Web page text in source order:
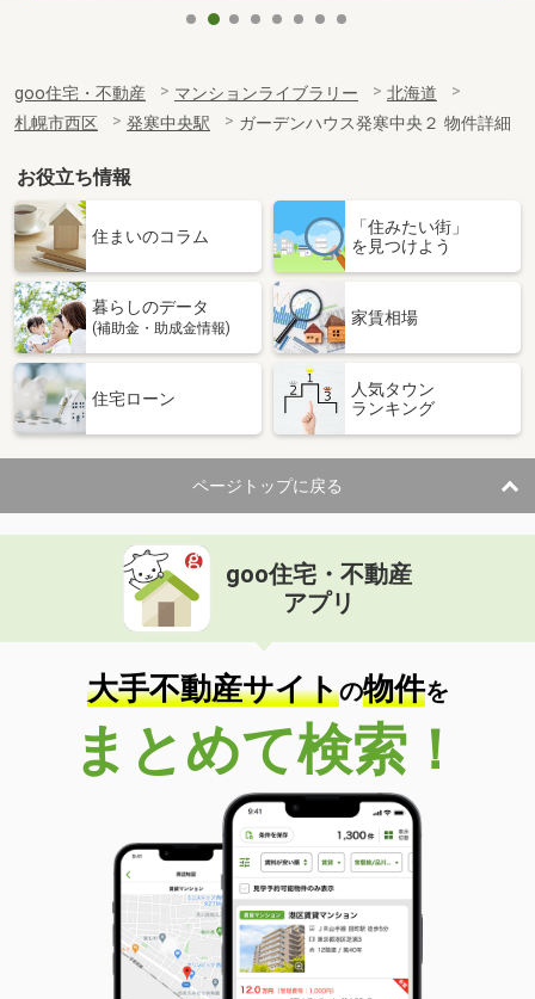
goo住宅・不動産 マンションライブラリー
北海道
札幌市西区
発寒中央駅 ガーデンハウス発寒中央２ 物件詳細
お役立ち情報
住まいのコラム
「住みたい街」
を見つけよう
暮らしのデータ
(補助金・助成金情報)
家賃相場
住宅ローン
人気タウン
ランキング
ページトップに戻る
goo住宅・不動産
アプリ
大手不動産サイトの物件を
まとめて検索！